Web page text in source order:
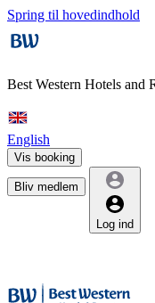
Spring til hovedindhold
Best Western Hotels and
English
Vis booking
Bliv medlem
Log ind